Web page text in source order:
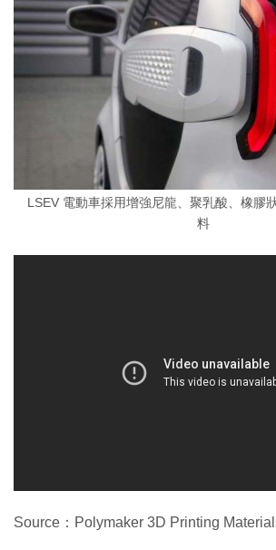
LSEV 電動車採用增強尼龍、聚乳酸、橡膠
料
Source：Polymaker 3D Printing